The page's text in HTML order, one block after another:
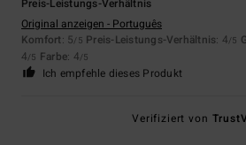
Original anzeigen - Português
Komfort: 5/5 Preis-Leistungs-Verhältnis: 4/5
4/5 Farbe: 4/5
Ich empfehle dieses Produkt
Verifiziert von